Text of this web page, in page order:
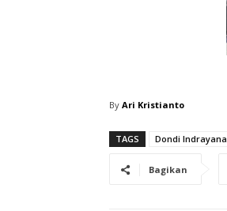
By Ari Kristianto
TAGS Dondi Indrayana
Bagikan